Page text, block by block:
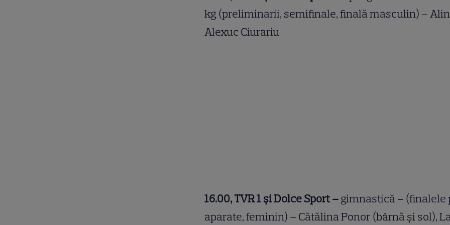
kg (preliminarii, semifinale, finală masculin) – Alin
Alexuc Ciurariu
16.00, TVR 1 şi Dolce Sport –gimnastică – (finalele
aparate, feminin) – Cătălina Ponor (bârnă şi sol),